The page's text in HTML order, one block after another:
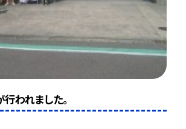
われました。